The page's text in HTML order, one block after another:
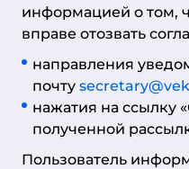
информацией о том,
вправе отозвать
направления
почту
нажатия на ссылку
полученной
Пользователь